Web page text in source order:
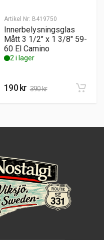
Artikel Nr: B419750
Innerbelysningsglas
Mått 3 1/2″ x 1 3/8″ 59-
60 El Camino
2 i lager
190 kr 390kr